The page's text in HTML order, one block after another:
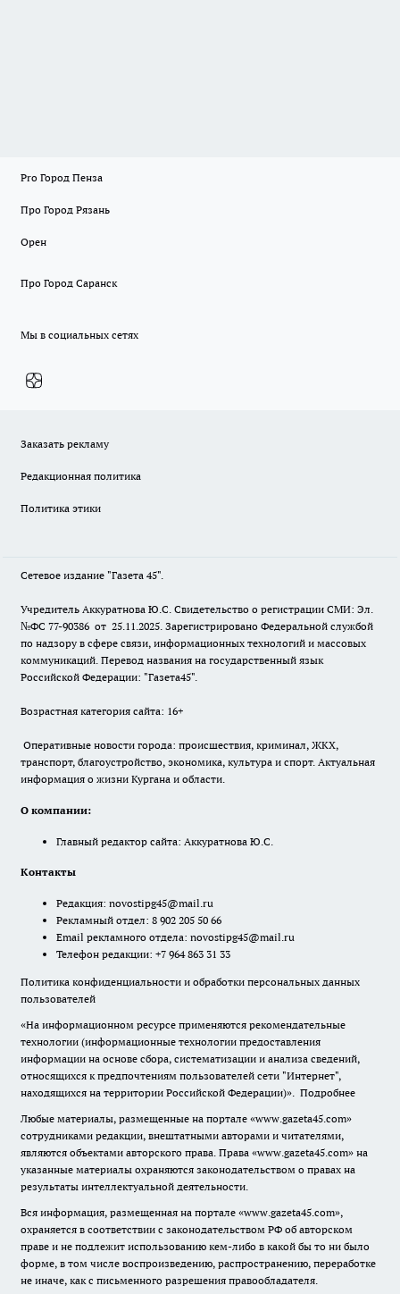
Pro Город Пенза
Про Город Рязань
Орен
Про Город Саранск
Мы в социальных сетях
Заказать рекламу
Редакционная политика
Политика этики
Сетевое издание "Газета 45".
Учредитель Аккуратнова Ю.С. Свидетельство о регистрации СМИ: Эл.
№ФС 77-90386 от 25.11.2025. Зарегистрировано Федеральной службой
по надзору в сфере связи, информационных технологий и массовых
коммуникаций. Перевод названия на государственный язык
Российской Федерации: "Газета45".
Возрастная категория сайта: 16+
Оперативные новости города: происшествия, криминал, ЖКХ,
транспорт, благоустройство, экономика, культура и спорт. Актуальная
информация о жизни Кургана и области.
О компании:
Главный редактор сайта: Аккуратнова Ю.С.
Контакты
Редакция: novostipg45@mail.ru
Рекламный отдел: 8 902 205 50 66
Email рекламного отдела: novostipg45@mail.ru
Телефон редакции: +7 964 863 31 33
Политика конфиденциальности и обработки персональных данных
пользователей
«На информационном ресурсе применяются рекомендательные
технологии (информационные технологии предоставления
информации на основе сбора, систематизации и анализа сведений,
относящихся к предпочтениям пользователей сети "Интернет",
находящихся на территории Российской Федерации)». Подробнее
Любые материалы, размещенные на портале «www.gazeta45.com»
сотрудниками редакции, внештатными авторами и читателями,
являются объектами авторского права. Права «www.gazeta45.com» на
указанные материалы охраняются законодательством о правах на
результаты интеллектуальной деятельности.
Вся информация, размещенная на портале «www.gazeta45.com»,
охраняется в соответствии с законодательством РФ об авторском
праве и не подлежит использованию кем-либо в какой бы то ни было
форме, в том числе воспроизведению, распространению, переработке
не иначе, как с письменного разрешения правообладателя.